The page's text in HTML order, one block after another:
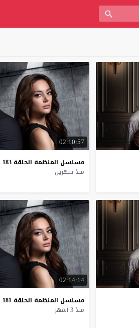
02:10:57
مسلسل المنظمة الحلقة 183
منذ شهرين
02:14:14
مسلسل المنظمة الحلقة 181
منذ 3 أشهر